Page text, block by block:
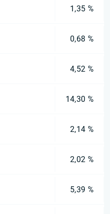
1,35 %
0,68 %
4,52 %
14,30 %
2,14 %
2,02 %
5,39 %